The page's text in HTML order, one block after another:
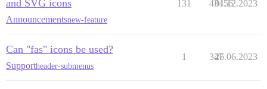
and SVG icons
Announcementsnew-feature
131 43456
01.12.2023
Can "fas" icons be used?
Supportheader-submenus
1 347
26.06.2023